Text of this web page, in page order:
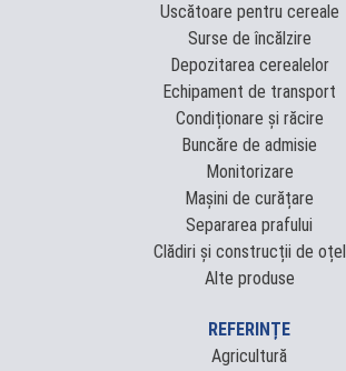
Uscătoare pentru cereale
Surse de încălzire
Depozitarea cerealelor
Echipament de transport
Condiționare și răcire
Buncăre de admisie
Monitorizare
Mașini de curățare
Separarea prafului
Clădiri și construcții de oțel
Alte produse
REFERINȚE
Agricultură